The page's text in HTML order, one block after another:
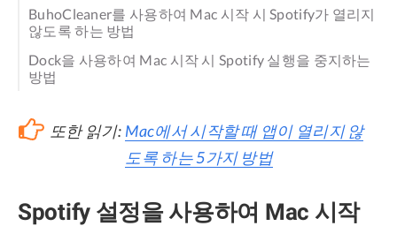
BuhoCleaner를 사용하여 Mac 시작 시 Spotify가 열리지
않도록 하는 방법
Dock을 사용하여 Mac 시작 시 Spotify 실행을 중지하는
방법
또한 읽기: Mac에서 시작할 때 앱이 열리지 않
도록 하는 5가지 방법
Spotify 설정을 사용하여 Mac 시작